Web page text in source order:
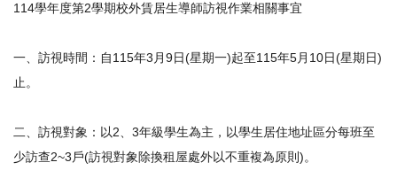
114學年度第2學期校外賃居生導師訪視作業相關事宜
一、訪視時間：自115年3月9日(星期一)起至115年5月10日(星期日)
止。
二、訪視對象：以2、3年級學生為主，以學生居住地址區分每班至
少訪查2~3戶(訪視對象除換租屋處外以不重複為原則)。